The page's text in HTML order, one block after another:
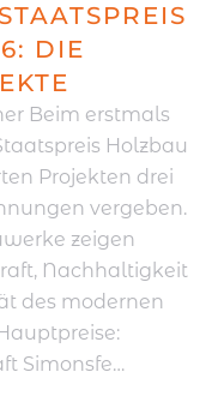
DIE
Beim erstmals
Holzbau
Projekten drei
vergeben.
zeigen
Nachhaltigkeit
des modernen
Simonsfe…